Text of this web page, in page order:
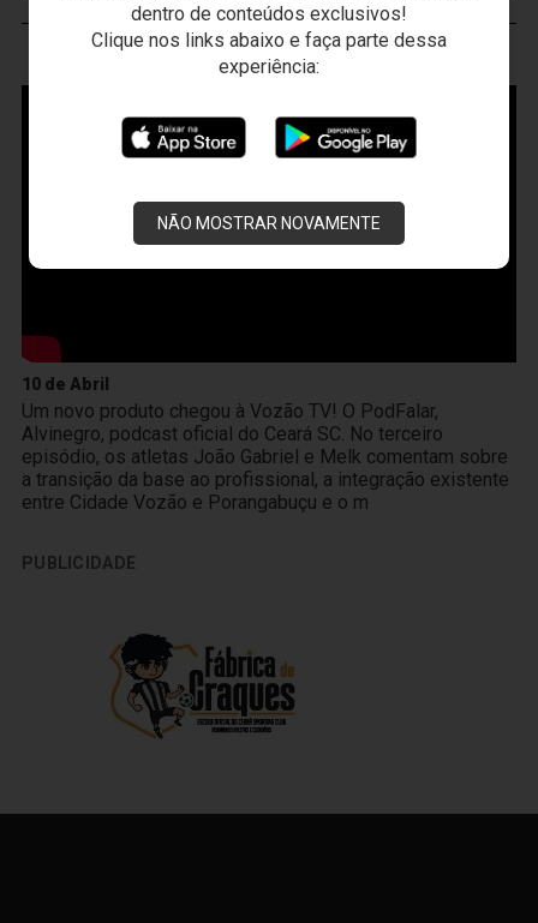
dentro de conteúdos exclusivos!
Clique nos links abaixo e faça parte dessa
experiência:
NÃO MOSTRAR NOVAMENTE
VOZÃOTV
10 de Abril
Um novo produto chegou à Vozão TV! O PodFalar,
Alvinegro, podcast oficial do Ceará SC. No terceiro
episódio, os atletas João Gabriel e Melk comentam sobre
a transição da base ao profissional, a integração existente
entre Cidade Vozão e Porangabuçu e o m
PUBLICIDADE